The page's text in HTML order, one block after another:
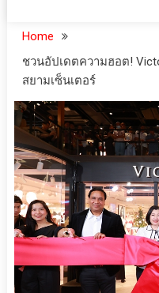
Home
ชวนอัปเดตความฮอต!
สยามเซ็นเตอร์